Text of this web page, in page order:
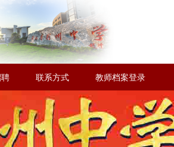
联系方式 教师档案登录